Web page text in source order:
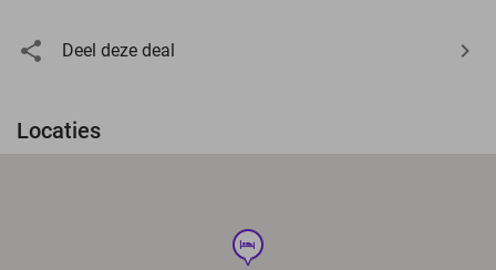
Deel deze deal
Locaties
hotel